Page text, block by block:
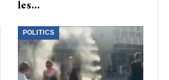
les…
POLITICS